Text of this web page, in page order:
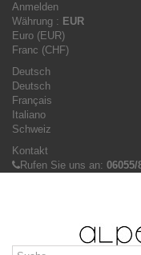
Anmelden
Währung : EUR
Euro (EUR)
Franc (CHF)
Deutsch
Deutsch
Français
Italiano
Schweiz
Kontakt
Rufen Sie uns an: 06055/